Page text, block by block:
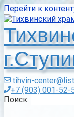
Перейти к
tihvin-
+7 (903) 001-52-
Поиск: